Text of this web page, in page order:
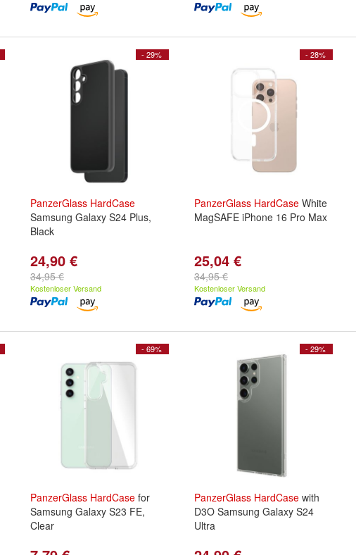
- 29%
PanzerGlass HardCase
Samsung Galaxy S24 Plus,
Black
24,90 €
34,95 €
Kostenloser Versand
- 28%
PanzerGlass HardCase White
MagSAFE iPhone 16 Pro Max
25,04 €
34,95 €
Kostenloser Versand
- 69%
PanzerGlass HardCase for
Samsung Galaxy S23 FE,
Clear
- 29%
PanzerGlass HardCase with
D3O Samsung Galaxy S24
Ultra